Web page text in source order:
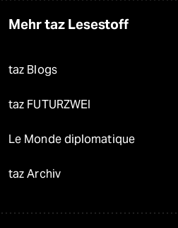
Mehr taz Lesestoff
taz Blogs
taz FUTURZWEI
Le Monde diplomatique
taz Archiv